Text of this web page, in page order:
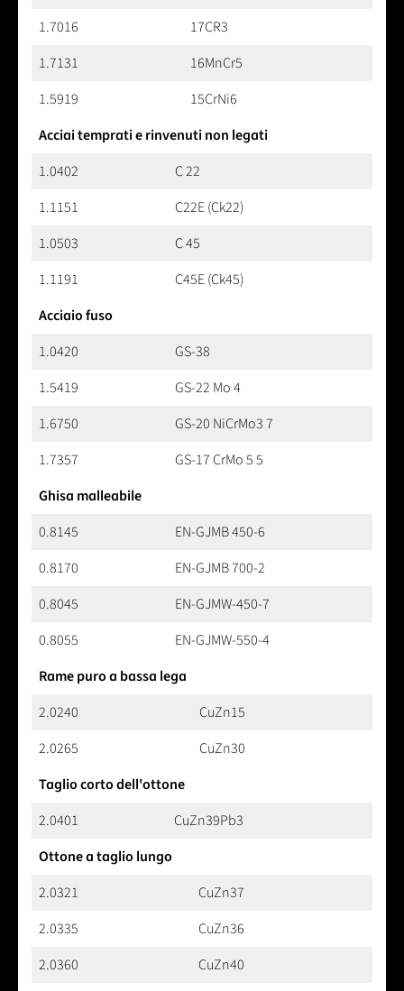
1.7016
17CR3
1.7131
16MnCr5
1.5919
15CrNi6
Acciai temprati e rinvenuti non legati
1.0402
C 22
1.1151
C22E (Ck22)
1.0503
C 45
1.1191
C45E (Ck45)
Acciaio fuso
1.0420
GS-38
1.5419
GS-22 Mo 4
1.6750
GS-20 NiCrMo3 7
1.7357
GS-17 CrMo 5 5
Ghisa malleabile
0.8145
EN-GJMB 450-6
0.8170
EN-GJMB 700-2
0.8045
EN-GJMW-450-7
0.8055
EN-GJMW-550-4
Rame puro a bassa lega
2.0240
CuZn15
2.0265
CuZn30
Taglio corto dell'ottone
2.0401
CuZn39Pb3
Ottone a taglio lungo
2.0321
CuZn37
2.0335
CuZn36
2.0360
CuZn40